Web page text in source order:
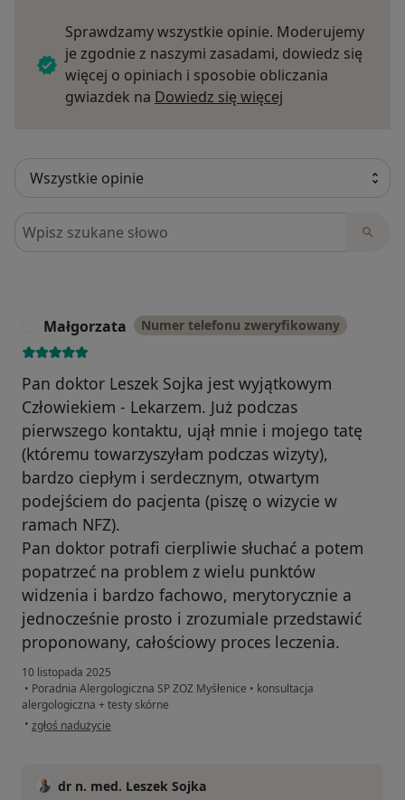
Sprawdzamy wszystkie opinie. Moderujemy
je zgodnie z naszymi zasadami, dowiedz się
więcej o opiniach i sposobie obliczania
gwiazdek na Dowiedz się więcej
Szukaj w opiniach
Małgorzata Numer telefonu zweryfikowany
Pan doktor Leszek Sojka jest wyjątkowym
Człowiekiem - Lekarzem. Już podczas
pierwszego kontaktu, ujął mnie i mojego tatę
(któremu towarzyszyłam podczas wizyty),
bardzo ciepłym i serdecznym, otwartym
podejściem do pacjenta (piszę o wizycie w
ramach NFZ).
Pan doktor potrafi cierpliwie słuchać a potem
popatrzeć na problem z wielu punktów
widzenia i bardzo fachowo, merytorycznie a
jednocześnie prosto i zrozumiale przedstawić
proponowany, całościowy proces leczenia.
10 listopada 2025
• Poradnia Alergologiczna SP ZOZ Myśłenice • konsultacja
alergologiczna + testy skórne
• w opinii użytkownika Małgorzata
zgłoś nadużycie
dr n. med. Leszek Sojka